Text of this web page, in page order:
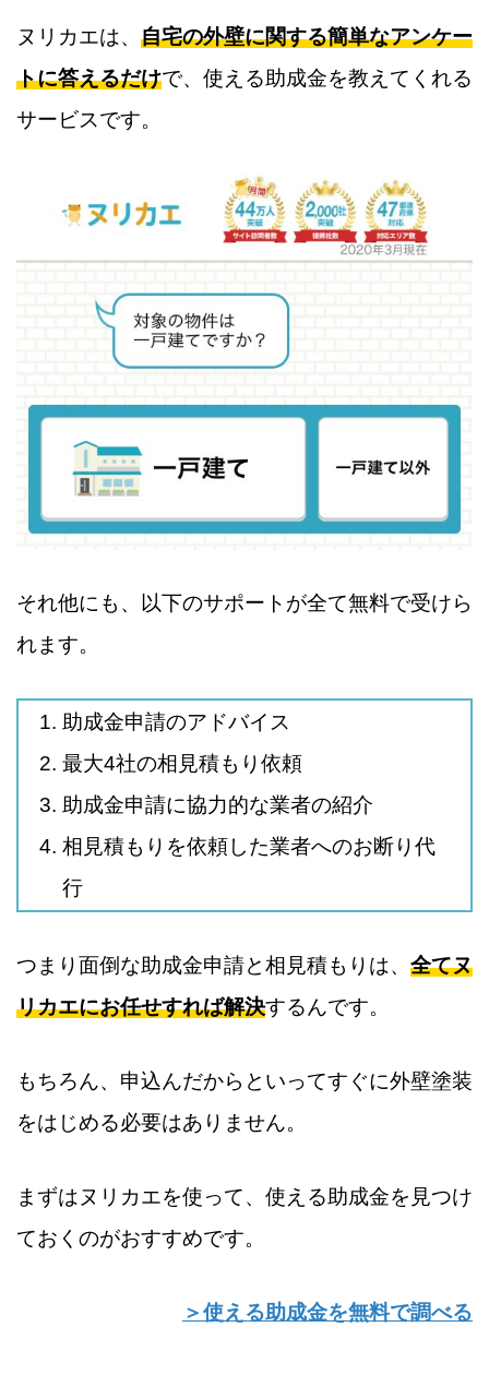
ヌリカエは、 自宅の外壁に関する簡単なアンケー
トに答えるだけで、使える助成金を教えてくれる
サービスです。
それ他にも、以下のサポートが全て無料で受けら
れます。
助成金申請のアドバイス
最大4社の相見積もり依頼
助成金申請に協力的な業者の紹介
相見積もりを依頼した業者へのお断り代
行
つまり面倒な助成金申請と相見積もりは、 全てヌ
リカエにお任せすれば解決するんです。
もちろん、申込んだからといってすぐに外壁塗装
をはじめる必要はありません。
まずはヌリカエを使って、使える助成金を見つけ
ておくのがおすすめです。
＞使える助成金を無料で調べる